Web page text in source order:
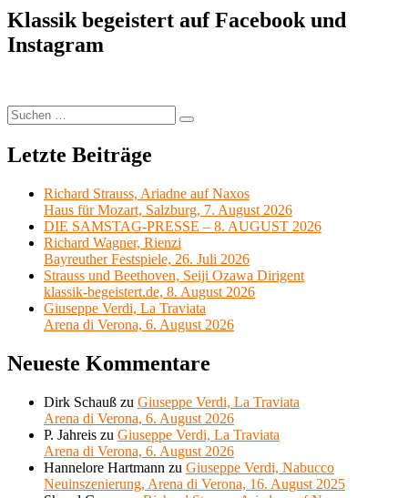
Klassik begeistert auf Facebook und
Instagram
Suchen
nach:
Suchen
Letzte Beiträge
Richard Strauss, Ariadne auf Naxos
Haus für Mozart, Salzburg, 7. August 2026
DIE SAMSTAG-PRESSE – 8. AUGUST 2026
Richard Wagner, Rienzi
Bayreuther Festspiele, 26. Juli 2026
Strauss und Beethoven, Seiji Ozawa Dirigent
klassik-begeistert.de, 8. August 2026
Giuseppe Verdi, La Traviata
Arena di Verona, 6. August 2026
Neueste Kommentare
Dirk Schauß zu Giuseppe Verdi, La Traviata
Arena di Verona, 6. August 2026
P. Jahreis zu Giuseppe Verdi, La Traviata
Arena di Verona, 6. August 2026
Hannelore Hartmann zu Giuseppe Verdi, Nabucco
Neuinszenierung, Arena di Verona, 16. August 2025